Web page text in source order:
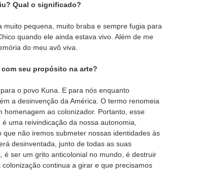
Qual o significado?
pequena, muito braba e sempre fugia para
quando ele ainda estava vivo. Além de me
do meu avô viva.
seu propósito na arte?
o povo Kuna. E para nós enquanto
a desinvenção da América. O termo renomeia
ao colonizador. Portanto, esse
uma reivindicação da nossa autonomia,
não iremos submeter nossas identidades às
desinventada, junto de todas as suas
ser um grito anticolonial no mundo, é destruir
continua a girar e que precisamos